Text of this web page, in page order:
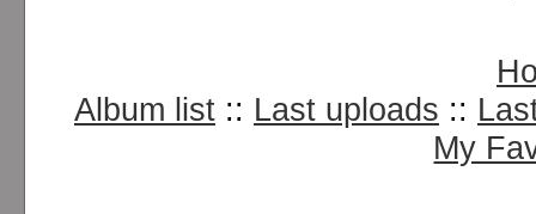
Album list :: Last uploads ::
My